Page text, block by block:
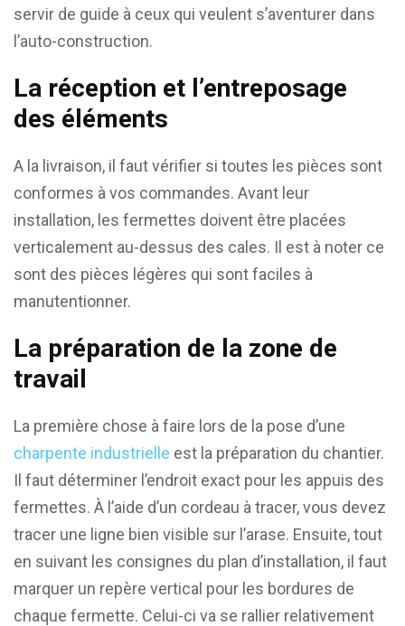
servir de guide à ceux qui veulent s’aventurer dans
l’auto-construction.
La réception et l’entreposage
des éléments
A la livraison, il faut vérifier si toutes les pièces sont
conformes à vos commandes. Avant leur
installation, les fermettes doivent être placées
verticalement au-dessus des cales. Il est à noter ce
sont des pièces légères qui sont faciles à
manutentionner.
La préparation de la zone de
travail
La première chose à faire lors de la pose d’une
charpente industrielle est la préparation du chantier.
Il faut déterminer l’endroit exact pour les appuis des
fermettes. À l’aide d’un cordeau à tracer, vous devez
tracer une ligne bien visible sur l’arase. Ensuite, tout
en suivant les consignes du plan d’installation, il faut
marquer un repère vertical pour les bordures de
chaque fermette. Celui-ci va se rallier relativement